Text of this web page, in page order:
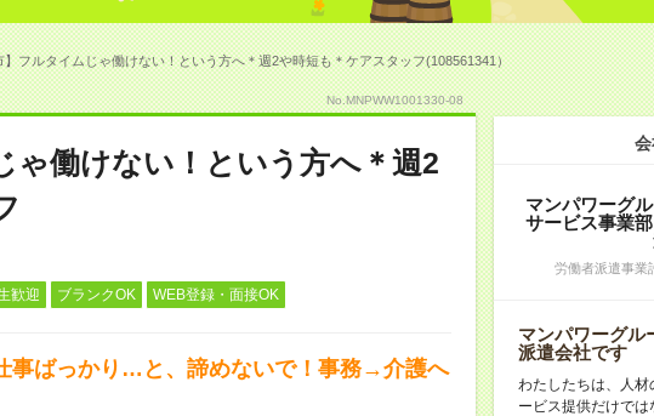
】フルタイムじゃ働けない！という方へ＊週2や時短も＊ケアスタッフ(108561341）
No.MNPWW1001330-08
ゃ働けない！という方へ＊週2
歓迎 ブランクOK WEB登録・面接OK
事ばっかり…と、諦めないで！事務→介護へ
マンパワーグ
サービス事業
労働者派遣事業
マンパワーグル
派遣会社です
わたしたちは、人
ービス提供だけで